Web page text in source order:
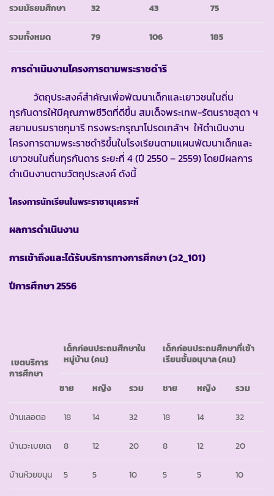
รวมมัธยมศึกษา 32 43 75
รวมทั้งหมด 79 106 185
การดำเนินงานโครงการตามพระราชดำริ
วัตถุประสงค์สำคัญเพื่อพัฒนาเด็กและเยาวชนในถิ่น
ทุรกันดารให้มีคุณภาพชีวิตที่ดีขึ้น สมเด็จพระเทพ-รัตนราชสุดา ฯ
สยามบรมราชกุมารี ทรงพระกรุณาโปรดเกล้าฯ ให้ดำเนินงาน
โครงการตามพระราชดำริขึ้นในโรงเรียนตามแผนพัฒนาเด็กและ
เยาวชนในถิ่นทุรกันดาร ระยะที่ 4 (ปี 2550 – 2559) โดยมีผลการ
ดำเนินงานตามวัตถุประสงค์ ดังนี้
โครงการนักเรียนในพระราชานุเคราะห์
ผลการดำเนินงาน
การเข้าถึงและได้รับบริการทางการศึกษา (ว2_101)
ปีการศึกษา2556
เขตบริการ
การศึกษา
เด็กก่อนประถมศึกษาใน
หมู่บ้าน (คน)
เด็กก่อนประถมศึกษาที่เข้า
เรียนชั้นอนุบาล (คน)
ชาย หญิง รวม ชาย หญิง รวม
บ้านเลอตอ 18 14 32 18 14 32
บ้านวะเบยเด 8 12 20 8 12 20
บ้านห้วยขนุน 5 5 10 5 5 10